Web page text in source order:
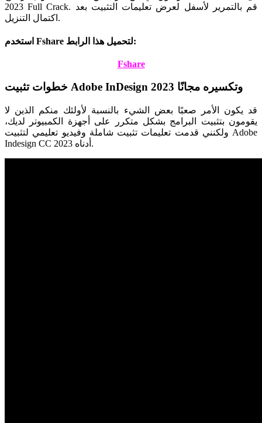
2023 Full Crack. قم بالتمرير لأسفل لعرض تعليمات التثبيت بعد
اكتمال التنزيل.
استخدم Fshare لتحميل هذا الرابط:
Fshare
خطوات تثبيت Adobe InDesign 2023 وتكسيره مجانًا
قد يكون الأمر صعبًا بعض الشيء بالنسبة لأولئك منكم الذين لا
يقومون بتثبيت البرامج بشكل متكرر على أجهزة الكمبيوتر لديك،
ولكنني قدمت تعليمات تثبيت شاملة وفيديو تعليمي لتثبيت Adobe
Indesign CC 2023 أدناه.